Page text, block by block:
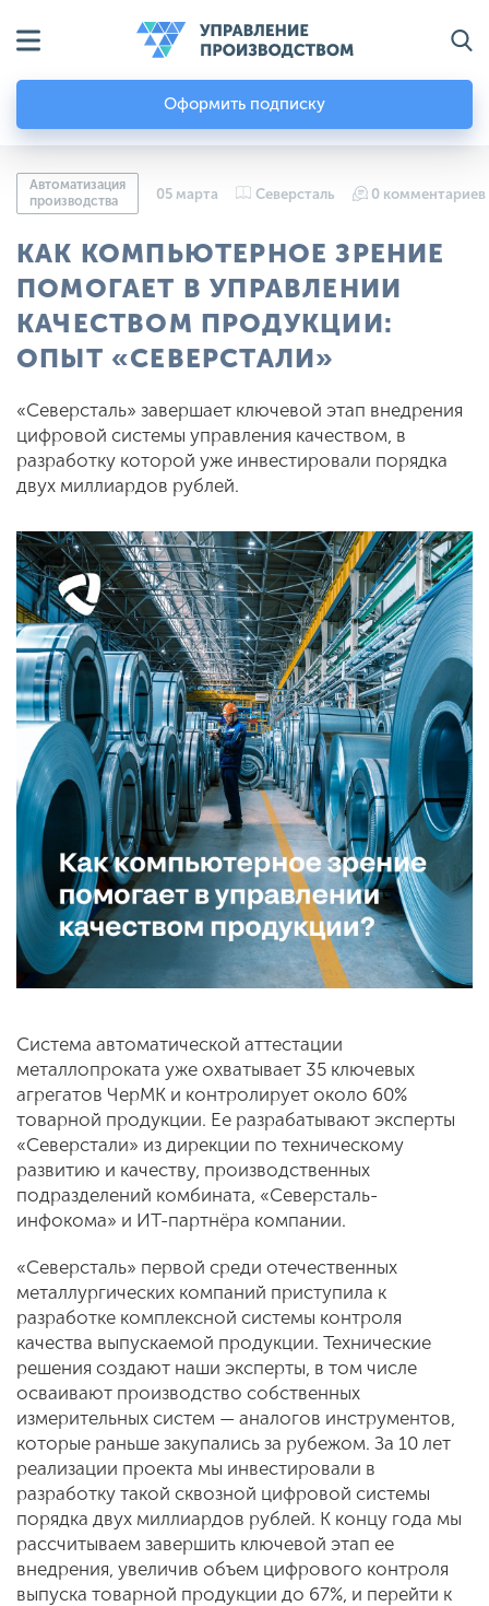
Оформить подписку
Автоматизация
производства
05 марта Северсталь 0 комментариев
КАК КОМПЬЮТЕРНОЕ ЗРЕНИЕ
ПОМОГАЕТ В УПРАВЛЕНИИ
КАЧЕСТВОМ ПРОДУКЦИИ:
ОПЫТ «СЕВЕРСТАЛИ»
«Северсталь» завершает ключевой этап внедрения
цифровой системы управления качеством, в
разработку которой уже инвестировали порядка
двух миллиардов рублей.
Система автоматической аттестации
металлопроката уже охватывает 35 ключевых
агрегатов ЧерМК и контролирует около 60%
товарной продукции. Ее разрабатывают эксперты
«Северстали» из дирекции по техническому
развитию и качеству, производственных
подразделений комбината, «Северсталь-
инфокома» и ИТ-партнёра компании.
«Северсталь» первой среди отечественных
металлургических компаний приступила к
разработке комплексной системы контроля
качества выпускаемой продукции. Технические
решения создают наши эксперты, в том числе
осваивают производство собственных
измерительных систем — аналогов инструментов,
которые раньше закупались за рубежом. За 10 лет
реализации проекта мы инвестировали в
разработку такой сквозной цифровой системы
порядка двух миллиардов рублей. К концу года мы
рассчитываем завершить ключевой этап ее
внедрения, увеличив объем цифрового контроля
выпуска товарной продукции до 67%, и перейти к